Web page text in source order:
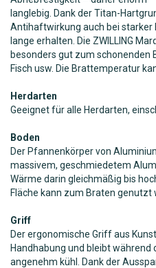
langlebig. Dank der Titan-
Antihaftwirkung auch bei starker
lange erhalten. Die ZWILLING
besonders gut zum schonenden
Fisch usw. Die Brattemperatur
Herdarten
Geeignet für alle Herdarten,
Boden
Der Pfannenkörper von
massivem, geschmiedetem
Wärme darin gleichmäßig bis
Fläche kann zum Braten genutzt
Griff
Der ergonomische Griff aus
Handhabung und bleibt während
angenehm kühl. Dank der